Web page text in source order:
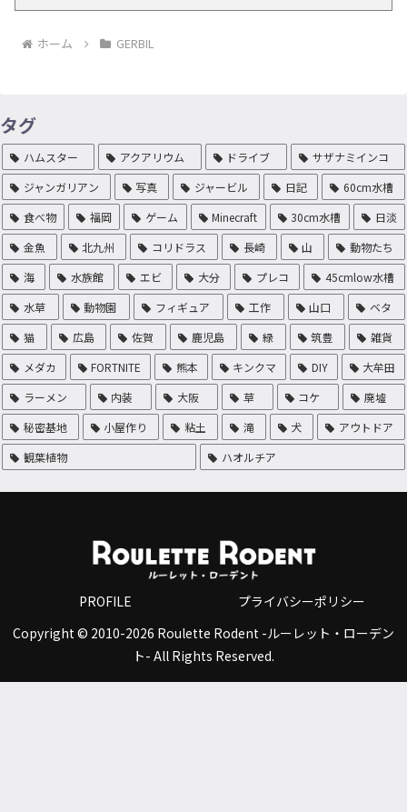
ホーム GERBIL
タグ
ハムスター アクアリウム ドライブ
サザナミインコ
ジャンガリアン
写真 ジャービル 日記
60cm水槽
食べ物
福岡 ゲーム Minecraft 30cm水槽
日淡
金魚
北九州 コリドラス 長崎 山
動物たち
海
水族館 エビ 大分 プレコ
45cmlow水槽
水草
動物園 フィギュア 工作 山口
ベタ
猫
広島 佐賀 鹿児島 緑 筑豊
雑貨
メダカ
FORTNITE 熊本 キンクマ DIY
大牟田
ラーメン
内装 大阪 草 コケ
廃墟
秘密基地
小屋作り 粘土 滝 犬
アウトドア
観葉植物
ハオルチア
PROFILE
プライバシーポリシー
Copyright © 2010-2026 Roulette Rodent -ルーレット・ローデン
ト- All Rights Reserved.